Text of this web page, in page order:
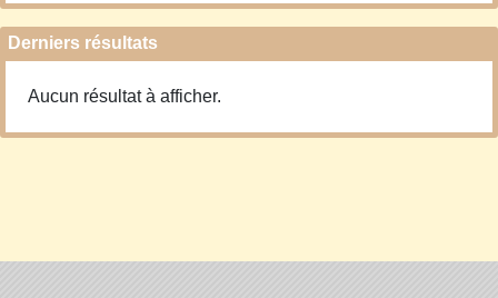
Derniers résultats
Aucun résultat à afficher.